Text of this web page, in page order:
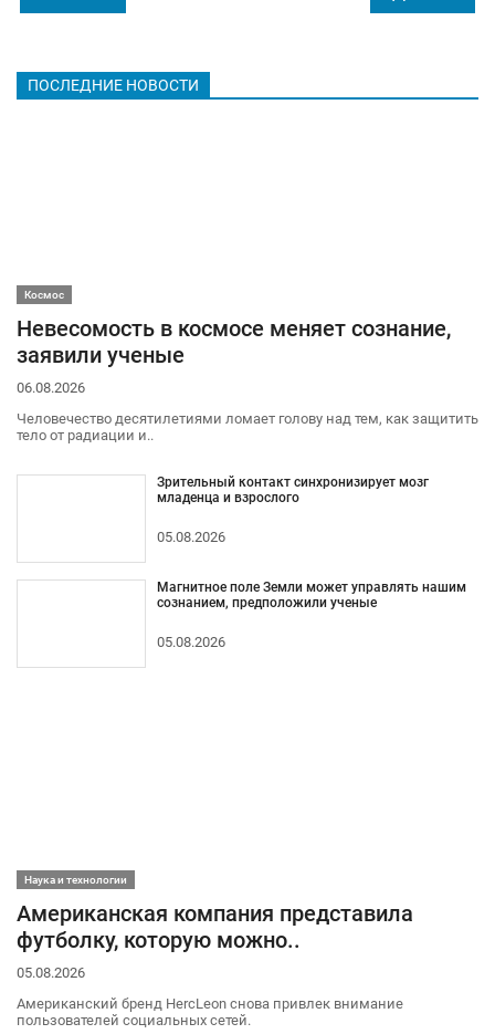
ПОСЛЕДНИЕ НОВОСТИ
Космос
Невесомость в космосе меняет сознание,
заявили ученые
06.08.2026
Человечество десятилетиями ломает голову над тем, как защитить
тело от радиации и..
Зрительный контакт синхронизирует мозг
младенца и взрослого
05.08.2026
Магнитное поле Земли может управлять нашим
сознанием, предположили ученые
05.08.2026
Наука и технологии
Американская компания представила
футболку, которую можно..
05.08.2026
Американский бренд HercLeon снова привлек внимание
пользователей социальных сетей.